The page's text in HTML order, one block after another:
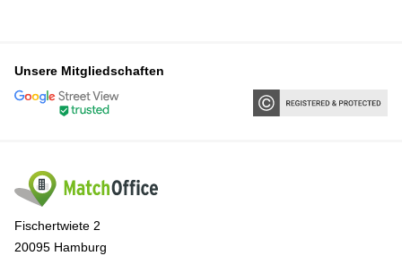
Unsere Mitgliedschaften
Fischertwiete 2
20095 Hamburg